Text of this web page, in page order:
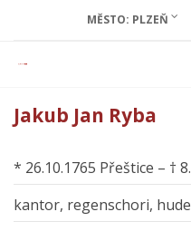
MĚSTO: PLZEŇ
Jakub Jan Ryba
* 26.10.1765 Přeštice – †
kantor, regenschori,